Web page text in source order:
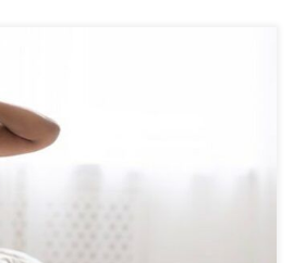
i trudną do zdiagnozowania chorobą,
bólami, skurczami mięśni,
snu. Szczególnie trudne jest
trudne do obiektywnej oceny przez
jako dziecko cierpią na silne bóle
się […]